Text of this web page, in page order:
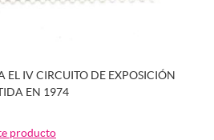
EL IV CIRCUITO DE EXPOSICIÓN
EN 1974
producto